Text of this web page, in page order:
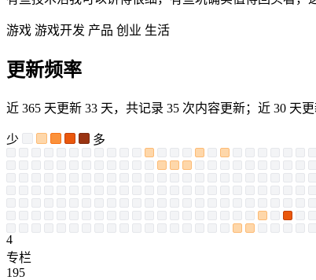
游戏 游戏开发 产品 创业 生活
更新频率
近 365 天更新 33 天，共记录 35 次内容更新；近 30 天更
少 多
4
专栏
195